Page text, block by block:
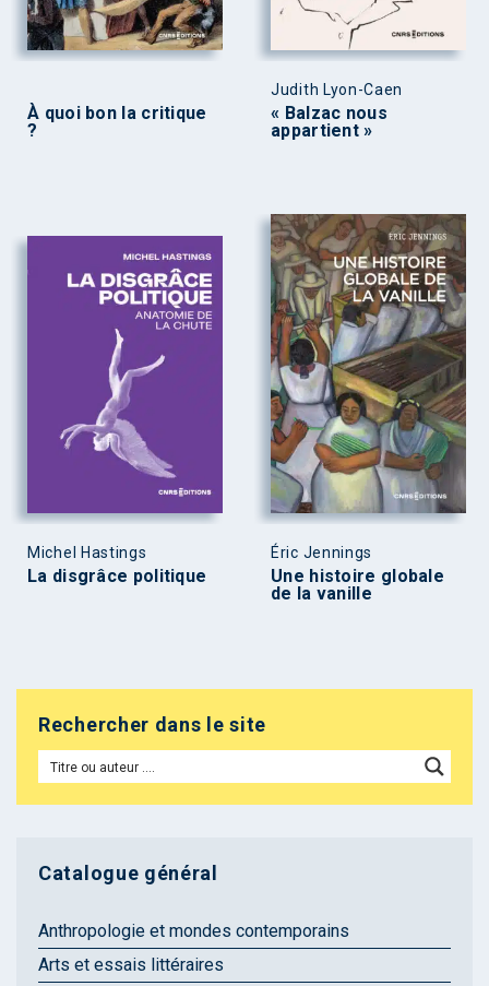
À quoi bon la critique
?
Judith Lyon-Caen
« Balzac nous
appartient »
Michel Hastings
La disgrâce politique
Éric Jennings
Une histoire globale
de la vanille
Rechercher dans le site
Catalogue général
Anthropologie et mondes contemporains
Arts et essais littéraires